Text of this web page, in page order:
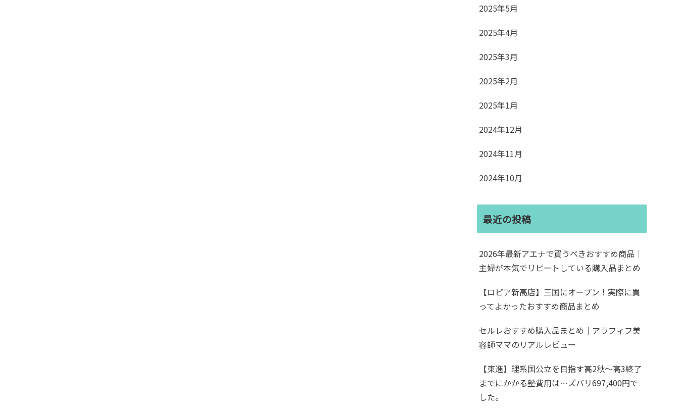
2025年5月
2025年4月
2025年3月
2025年2月
2025年1月
2024年12月
2024年11月
2024年10月
最近の投稿
2026年最新アエナで買うべきおすすめ商品｜
主婦が本気でリピートしている購入品まとめ
【ロピア新高店】三国にオープン！実際に買
ってよかったおすすめ商品まとめ
セルレおすすめ購入品まとめ｜アラフィフ美
容師ママのリアルレビュー
【東進】理系国公立を目指す高2秋〜高3終了
までにかかる塾費用は…ズバリ697,400円で
した。